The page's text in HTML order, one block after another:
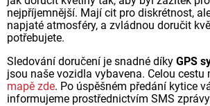
nejpříjemnější. Mají cit pro diskrétnost,
napjaté atmosféry, a zvládnou doručit
potřebujete.
Sledování doručení je snadné díky GPS
jsou naše vozidla vybavena. Celou cestu
mapě zde. Po úspěšném předání kytice
informujeme prostřednictvím SMS